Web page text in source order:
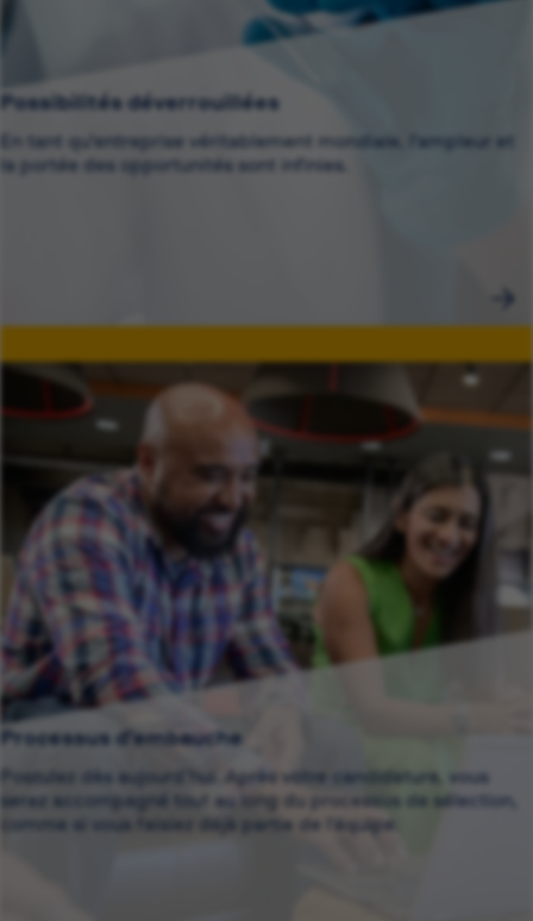
Possibilités déverrouillées
En tant qu'entreprise véritablement mondiale, l'ampleur et
la portée des opportunités sont infinies.
Processus d’embauche
Postulez dès aujourd’hui. Après votre candidature, vous
serez accompagné tout au long du processus de sélection,
comme si vous faisiez déjà partie de l’équipe.